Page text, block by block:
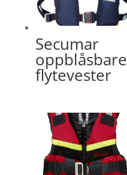
Secumar
oppblåsbare
flytevester